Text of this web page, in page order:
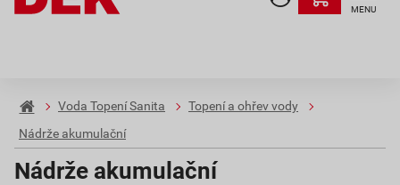
MENU
Voda Topení Sanita
Topení a ohřev vody
Nádrže akumulační
Nádrže akumulační